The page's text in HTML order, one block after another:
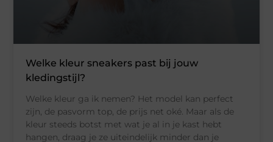
Welke kleur sneakers past bij jouw
kledingstijl?
Welke kleur ga ik nemen? Het model kan perfect
zijn, de pasvorm top, de prijs net oké. Maar als de
kleur steeds botst met wat je al in je kast hebt
hangen, draag je ze uiteindelijk minder dan je